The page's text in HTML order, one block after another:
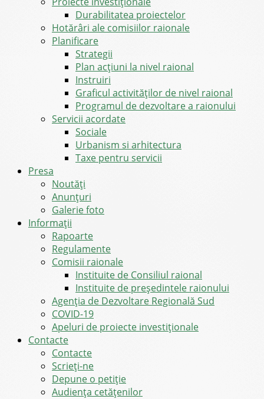
Durabilitatea proiectelor
Hotărâri ale comisiilor raionale
Planificare
Strategii
Plan acțiuni la nivel raional
Instruiri
Graficul activităților de nivel raional
Programul de dezvoltare a raionului
Servicii acordate
Sociale
Urbanism si arhitectura
Taxe pentru servicii
Presa
Noutăţi
Anunţuri
Galerie foto
Informații
Rapoarte
Regulamente
Comisii raionale
Instituite de Consiliul raional
Instituite de președintele raionului
Agenția de Dezvoltare Regională Sud
COVID-19
Apeluri de proiecte investiționale
Contacte
Contacte
Scrieți-ne
Depune o petiție
Audiența cetățenilor